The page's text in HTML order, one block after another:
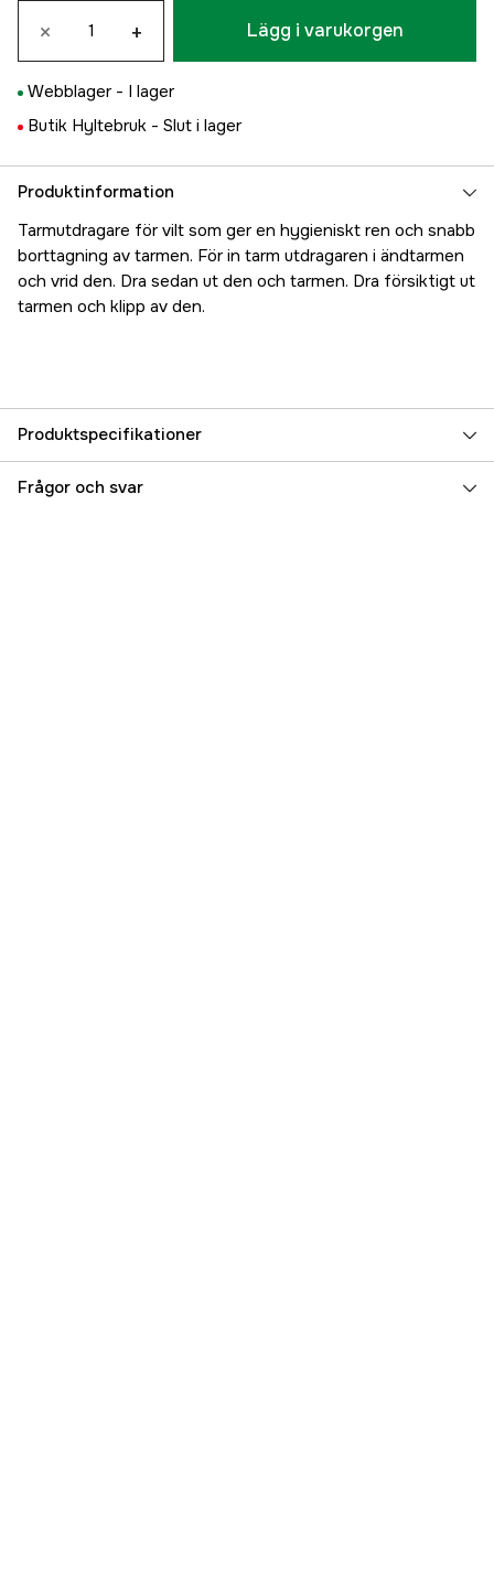
× + Lägg i varukorgen
Webblager - I lager
Butik Hyltebruk - Slut i lager
Produktinformation
Tarmutdragare för vilt som ger en hygieniskt ren och snabb
borttagning av tarmen. För in tarm utdragaren i ändtarmen
och vrid den. Dra sedan ut den och tarmen. Dra försiktigt ut
tarmen och klipp av den.
Produktspecifikationer
Referensnummer 3000021805
Frågor och svar